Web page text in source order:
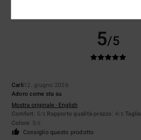
5/5
Carli12. giugno 2026
Adoro come sta su
Mostra originale - English
Comfort: 5/5 Rapporto qualità-prezzo: 4/5 Taglia
Colore: 5/5
Consiglio questo prodotto